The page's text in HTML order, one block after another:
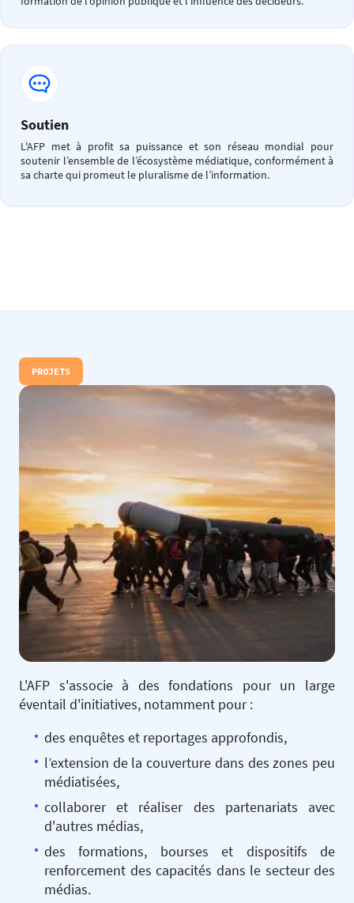
Soutien
L'AFP met à profit sa puissance et son réseau mondial pour
soutenir l’ensemble de l’écosystème médiatique, conformément à
sa charte qui promeut le pluralisme de l’information.
PROJETS
L'AFP s'associe à des fondations pour un large
éventail d'initiatives, notamment pour :
des enquêtes et reportages approfondis,
l’extension de la couverture dans des zones peu
médiatisées,
collaborer et réaliser des partenariats avec
d'autres médias,
des formations, bourses et dispositifs de
renforcement des capacités dans le secteur des
médias.